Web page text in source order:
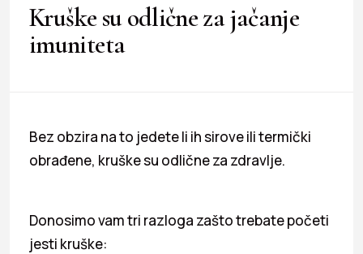
Kruške su odlične za jačanje
imuniteta
Bez obzira na to jedete li ih sirove ili termički
obrađene, kruške su odlične za zdravlje.
Donosimo vam tri razloga zašto trebate početi
jesti kruške: